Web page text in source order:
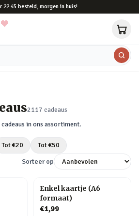
22:45 besteld, morgen in huis!
2117 cadeaus
in ons assortiment.
Tot €20 Tot €50
Sorteer op
Enkel kaartje (A6
formaat)
€1,99